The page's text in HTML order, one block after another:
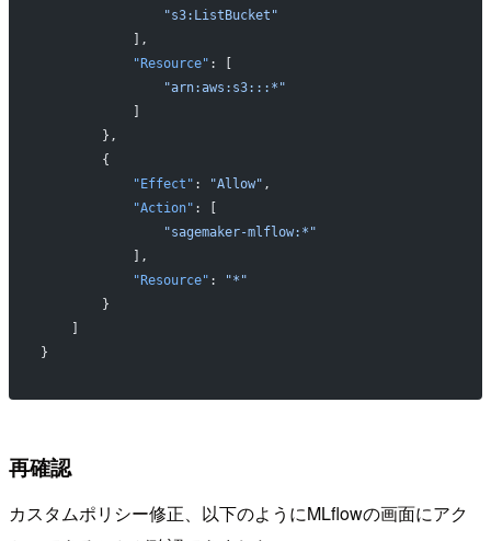
                "s3:ListBucket"
            ],
            "Resource"
: [
                "arn:aws:s3:::*"
        },
        {
            "Effect"
: "Allow" ,
            "Action"
: [
                "sagemaker-mlflow:*"
            ],
            "Resource"
:
"*"
        }
}
再確認
カスタムポリシー修正、以下のようにMLflowの画面にアク